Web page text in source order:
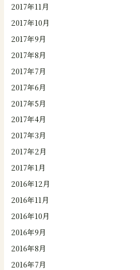
2017年11月
2017年10月
2017年9月
2017年8月
2017年7月
2017年6月
2017年5月
2017年4月
2017年3月
2017年2月
2017年1月
2016年12月
2016年11月
2016年10月
2016年9月
2016年8月
2016年7月